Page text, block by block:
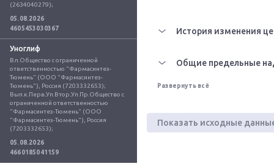
(2634040279);
05.08.2026
4605453030367
Уноглиф
Вл.Общество с ограниченной
ответственностью "Фармасинтез-
Тюмень" (ООО "Фармасинтез-
Тюмень"), Россия (7203332653);
Вып.к.Перв.Уп.Втор.Уп.Пр.Общество с
ограниченной ответственностью
"Фармасинтез-Тюмень" (ООО
"Фармасинтез-Тюмень"), Россия
(7203332653);
05.08.2026
4660185041159
История изменения
Общие предельные
Развернуть всё
Показать исходные